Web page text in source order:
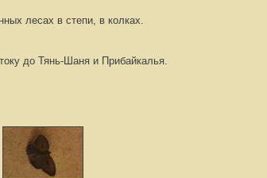
лесах в степи, в колках.
до Тянь-Шаня и Прибайкалья.